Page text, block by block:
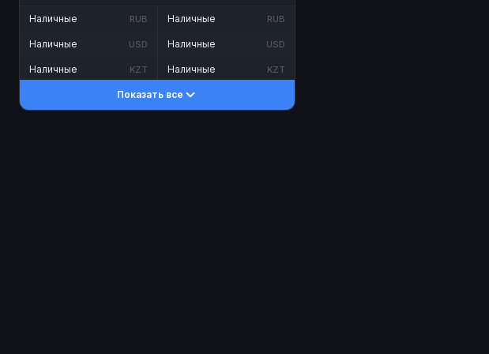
Наличные RUB
Наличные USD
Наличные KZT
Наличные RUB
Наличные USD
Наличные KZT
Показать все